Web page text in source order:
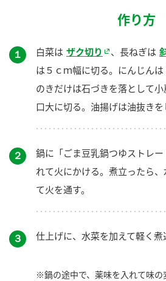
作り方
１ 白菜は ザク切り 、長ねぎは
は５ｃｍ幅に切る。にんじんは
のきだけは石づきを落として
口大に切る。油揚げは油抜きを
２
鍋に「ごま豆乳鍋つゆストレ
れて火にかける。煮立ったら
て火を通す。
３ 仕上げに、水菜を加えて軽く煮
※鍋の途中で、薬味を入れて味の